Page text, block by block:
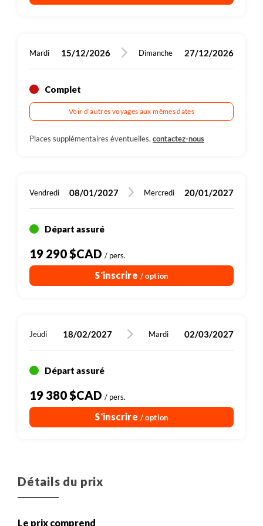
est donc demandée.
Mardi 15/12/2026 Dimanche 27/12/2026
Complet
Voir d'autres voyages aux mêmes dates
Places supplémentaires éventuelles, contactez-nous
Vendredi 08/01/2027 Mercredi 20/01/2027
Départ assuré
19 290 $CAD / pers.
S'inscrire / option
Jeudi 18/02/2027 Mardi 02/03/2027
Départ assuré
19 380 $CAD / pers.
S'inscrire / option
Détails du prix
Le prix comprend